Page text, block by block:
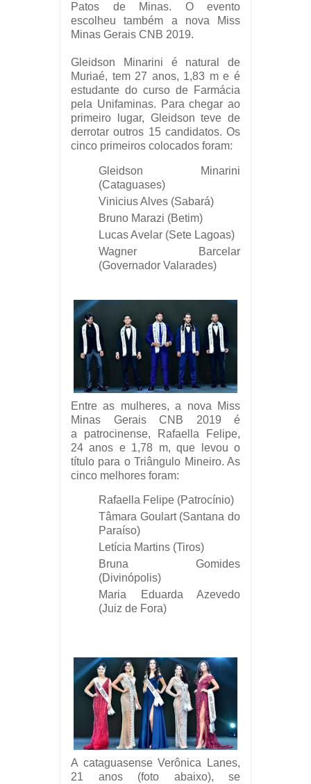
Patos de Minas. O evento
escolheu também a nova Miss
Minas Gerais CNB 2019.
Gleidson Minarini é natural de
Muriaé, tem 27 anos, 1,83 m e é
estudante do curso de Farmácia
pela Unifaminas. Para chegar ao
primeiro lugar, Gleidson teve de
derrotar outros 15 candidatos. Os
cinco primeiros colocados foram:
Gleidson Minarini
(Cataguases)
Vinicius Alves (Sabará)
Bruno Marazi (Betim)
Lucas Avelar (Sete Lagoas)
Wagner Barcelar
(Governador Valarades)
Entre as mulheres, a nova Miss
Minas Gerais CNB 2019 é
a patrocinense, Rafaella Felipe,
24 anos e 1,78 m, que levou o
título para o Triângulo Mineiro. As
cinco melhores foram:
Rafaella Felipe (Patrocínio)
Tâmara Goulart (Santana do
Paraíso)
Letícia Martins (Tiros)
Bruna Gomides
(Divinópolis)
Maria Eduarda Azevedo
(Juiz de Fora)
A cataguasense Verônica Lanes,
21 anos (foto abaixo), se